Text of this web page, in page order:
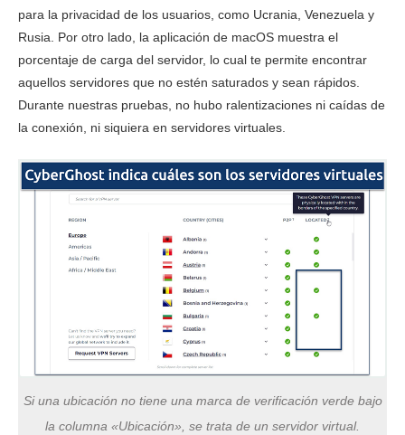
para la privacidad de los usuarios, como Ucrania, Venezuela y
Rusia. Por otro lado, la aplicación de macOS muestra el
porcentaje de carga del servidor, lo cual te permite encontrar
aquellos servidores que no estén saturados y sean rápidos.
Durante nuestras pruebas, no hubo ralentizaciones ni caídas de
la conexión, ni siquiera en servidores virtuales.
Si una ubicación no tiene una marca de verificación verde bajo
la columna «Ubicación», se trata de un servidor virtual.